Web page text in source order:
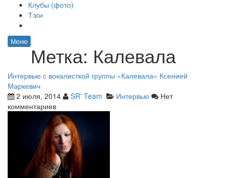
Клубы (фото)
Тэги
Меню
Метка: Калевала
Интервью с вокалисткой группы «Калевала» Ксенией
Маркевич
2 июля, 2014
SR' Team Интервью
Нет
комментариев